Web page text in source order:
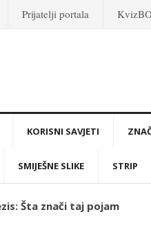
Prijatelji portala
KORISNI SAVJETI
SMIJEŠNE SLIKE STRIP
Šta znači taj pojam